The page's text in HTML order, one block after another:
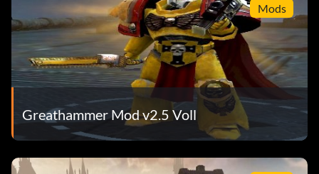
Mods
Greathammer Mod v2.5 Voll